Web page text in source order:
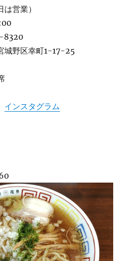
営業）
8320
城野区幸町1-17-25
インスタグラム